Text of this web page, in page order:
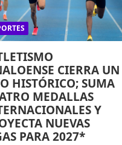
CIERRA UN
HISTÓRICO; SUMA
MEDALLAS
Y
NUEVAS
PARA 2027*